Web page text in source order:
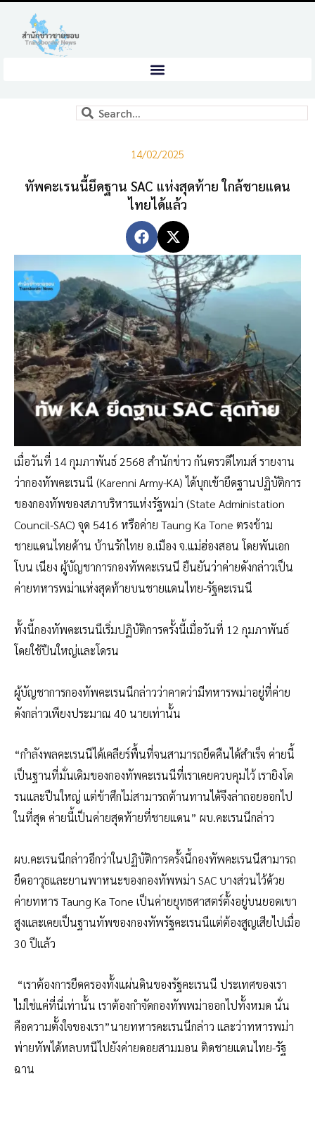
14/02/2025
ทัพคะเรนนี้ยึดฐาน SAC แห่งสุดท้าย ใกล้ชายแดน
ไทยได้แล้ว
เมื่อวันที่ 14 กุมภาพันธ์ 2568 สำนักข่าว กันตรวดีไทมส์ รายงาน
ว่ากองทัพคะเรนนี (Karenni Army-KA) ได้บุกเข้ายึดฐานปฏิบัติการ
ของกองทัพของสภาบริหารแห่งรัฐพม่า (State Administation
Council-SAC) จุด 5416 หรือค่าย Taung Ka Tone ตรงข้าม
ชายแดนไทยด้าน บ้านรักไทย อ.เมือง จ.แม่ฮ่องสอน โดยพันเอก
โบน เนียง ผู้บัญชาการกองทัพคะเรนนี ยืนยันว่าค่ายดังกล่าวเป็น
ค่ายทหารพม่าแห่งสุดท้ายบนชายแดนไทย-รัฐคะเรนนี
ทั้งนี้กองทัพคะเรนนีเริ่มปฏิบัติการครั้งนี้เมื่อวันที่ 12 กุมภาพันธ์
โดยใช้ปืนใหญ่และโดรน
ผู้บัญชาการกองทัพคะเรนนีกล่าวว่าคาดว่ามีทหารพม่าอยู่ที่ค่าย
ดังกล่าวเพียงประมาณ 40 นายเท่านั้น
“กำลังพลคะเรนนีได้เคลียร์พื้นที่จนสามารถยึดคืนได้สำเร็จ ค่ายนี้
เป็นฐานที่มั่นเดิมของกองทัพคะเรนนีที่เราเคยควบคุมไว้ เรายิงโด
รนและปืนใหญ่ แต่ข้าศึกไม่สามารถต้านทานได้จึงล่าถอยออกไป
ในที่สุด ค่ายนี้เป็นค่ายสุดท้ายที่ชายแดน” ผบ.คะเรนนีกล่าว
ผบ.คะเรนนีกล่าวอีกว่าในปฏิบัติการครั้งนี้กองทัพคะเรนนีสามารถ
ยึดอาวุธและยานพาหนะของกองทัพพม่า SAC บางส่วนไว้ด้วย
ค่ายทหาร Taung Ka Tone เป็นค่ายยุทธศาสตร์ตั้งอยู่บนยอดเขา
สูงและเคยเป็นฐานทัพของกองทัพรัฐคะเรนนีแต่ต้องสูญเสียไปเมื่อ
30 ปีแล้ว
“เราต้องการยึดครองทั้งแผ่นดินของรัฐคะเรนนี ประเทศของเรา
ไม่ใช่แค่ที่นี่เท่านั้น เราต้องกำจัดกองทัพพม่าออกไปทั้งหมด นั่น
คือความตั้งใจของเรา”นายทหารคะเรนนีกล่าว และว่าทหารพม่า
พ่ายทัพได้หลบหนีไปยังค่ายดอยสามมอน ติดชายแดนไทย-รัฐ
ฉาน